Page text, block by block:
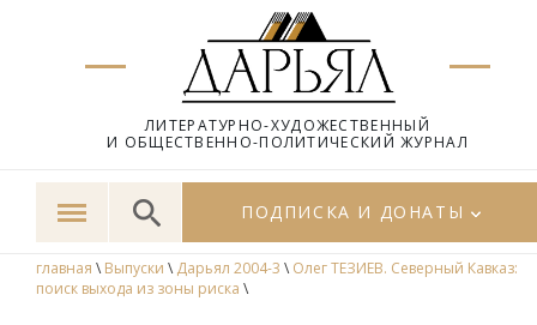
ЛИТЕРАТУРНО-ХУДОЖЕСТВЕННЫЙ
И ОБЩЕСТВЕННО-ПОЛИТИЧЕСКИЙ ЖУРНАЛ
ПОДПИСКА И ДОНАТЫ
главная \ Выпуски \ Дарьял 2004-3 \ Олег ТЕЗИЕВ. Северный Кавказ:
поиск выхода из зоны риска \